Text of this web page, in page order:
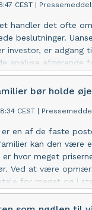
CEST
handler det ofte
beslutninger.
investor, er adgang
analyse afgørende
af de mest
benytte digitale
er Virmo.dk. Her
ledelsesstruktur og
er ikke bare
helbred og
virksomheds
den med lignende
bør holde
CEST
er en af de faste
kan den være
er hvor meget
Ved at være
for meget og i
økonomisk. For en
hver måned være